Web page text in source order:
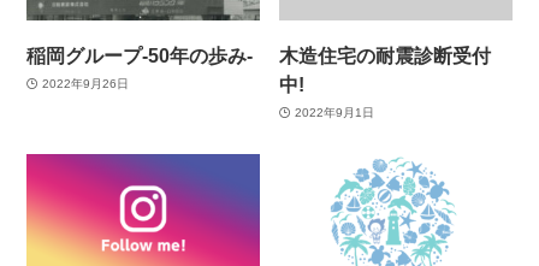
稲岡グループ-50年の歩み-
2022年9月26日
木造住宅の耐震診断受付
中!
2022年9月1日